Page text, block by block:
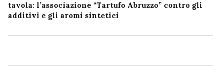
tavola: l’associazione “Tartufo Abruzzo” contro gli
additivi e gli aromi sintetici